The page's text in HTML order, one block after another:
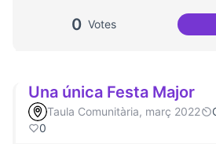
0 Votes
Una única Festa Major
Taula Comunitària, març 2022
0